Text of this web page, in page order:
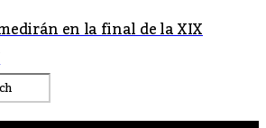
en la final de la XIX